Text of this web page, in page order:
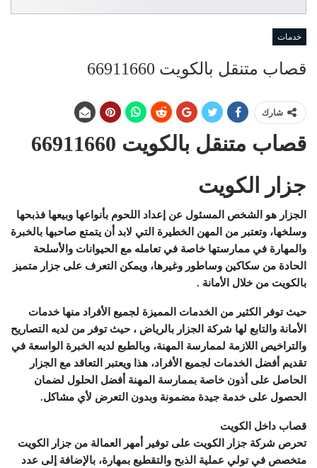
خدمات
قصاب متنقل بالكويت 66911660
شارك
قصاب متنقل بالكويت 66911660
جزار الكويت
الجزار هو الشخص المسئول عن إعداد اللحوم بأنواعها وبيعها فذبحها
وسلخها، وتعتبر من المهن الخطيرة التي لابد أن يتمتع صاحبها بالخبرة
والمهارة في ممارستها خاصة في تعامله مع الحيوانات والأسلحة
الحادة من سكاكين وساطور وغيرها، ويمكن التعرف على جزار متميز
بالكويت من خلال الأمانة .
حيث توفر الكثير من الخدمات المميزة لجميع الأفراد منها خدمات
الأمانة والتابع لها شركة الجزار بالرياض ، حيث توفر من لديه التصاريح
والتراخيص اللازمة لممارسة المهنة، وبالطبع لديه الخبرة الواسعة في
تقديم أفضل الخدمات لجميع الأفراد، هذا ويعتبر التعاقد مع الجزار
الحاصل على أذون خاصة بممارسة المهنة أفضل الحلول لضمان
الحصول على خدمة جيدة مضمونة وبدون التعرض لأي مشاكل.
قصاب داخل الكويت
تحرص شركة جزار الكويت على توفير أمهر العمالة من جزار الكويت
متخصص في تولي عملية الذبح والتقطيع بمهارة، بالإضافة إلى عدد